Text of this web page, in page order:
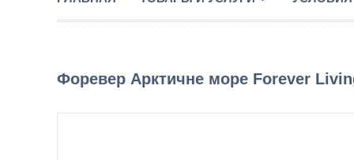
Форевер Арктичне море Forever